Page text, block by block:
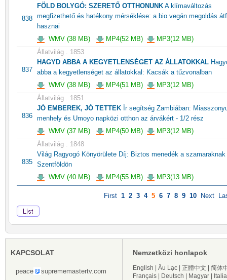
838
FÖLD BOLYGÓ: SZERETŐ OTTHONUNK A klímaváltozás
megfizethető és hatékony mérséklése: a bio vegán megoldás
hasznai
WMV (38 MB)
MP4(52 MB) MP3(12 MB)
837
Állatvilág . 1853
HAGYD ABBA A KEGYETLENSÉGET AZ ÁLLATOKKAL
abba a kegyetlenséget az állatokkal: Kacsák a tűzvonalban
WMV (38 MB)
MP4(51 MB) MP3(12 MB)
836
Állatvilág . 1851
JÓ EMBEREK, JÓ TETTEK Ír segítség Zambiában:
menhely és Umoyo napközi otthon az árvákért - 1/2 rész
WMV (37 MB)
MP4(50 MB) MP3(12 MB)
835
Állatvilág . 1848
Világ Ragyogó Könyörülete Díj: Biztos menedék a szamaraknak
Szentföldön
WMV (40 MB)
MP4(55 MB) MP3(13 MB)
First 1 2 3 4 5 6 7 8 9 10 Next
KAPCSOLAT
peace suprememastertv.com
Nemzetközi honlapok
English Âu Lạc 正體中文
简体
Français
Deutsch Magyar